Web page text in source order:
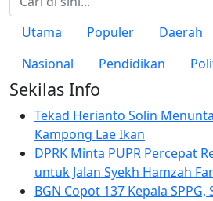
Utama Populer Daerah
Nasional
Pendidikan
Sekilas Info
Tekad Herianto Solin
Kampong Lae Ikan
DPRK Minta PUPR Percepat
untuk Jalan Syekh Hamzah
BGN Copot 137 Kepala SPPG,